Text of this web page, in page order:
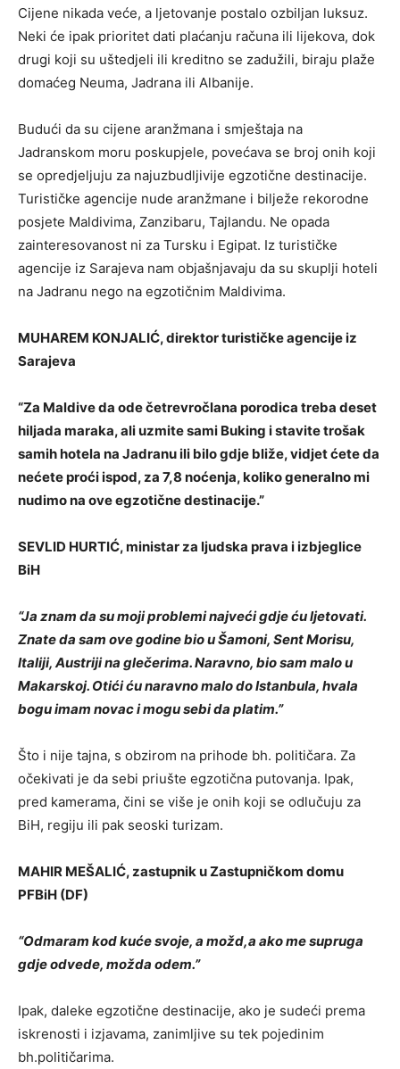
Cijene nikada veće, a ljetovanje postalo ozbiljan luksuz.
Neki će ipak prioritet dati plaćanju računa ili lijekova, dok
drugi koji su uštedjeli ili kreditno se zadužili, biraju plaže
domaćeg Neuma, Jadrana ili Albanije.
Budući da su cijene aranžmana i smještaja na
Jadranskom moru poskupjele, povećava se broj onih koji
se opredjeljuju za najuzbudljivije egzotične destinacije.
Turističke agencije nude aranžmane i bilježe rekorodne
posjete Maldivima, Zanzibaru, Tajlandu. Ne opada
zainteresovanost ni za Tursku i Egipat. Iz turističke
agencije iz Sarajeva nam objašnjavaju da su skuplji hoteli
na Jadranu nego na egzotičnim Maldivima.
MUHAREM KONJALIĆ, direktor turističke agencije iz
Sarajeva
“Za Maldive da ode četrevročlana porodica treba deset
hiljada maraka, ali uzmite sami Buking i stavite trošak
samih hotela na Jadranu ili bilo gdje bliže, vidjet ćete da
nećete proći ispod, za 7,8 noćenja, koliko generalno mi
nudimo na ove egzotične destinacije.”
SEVLID HURTIĆ, ministar za ljudska prava i izbjeglice
BiH
“Ja znam da su moji problemi najveći gdje ću ljetovati.
Znate da sam ove godine bio u Šamoni, Sent Morisu,
Italiji, Austriji na glečerima. Naravno, bio sam malo u
Makarskoj. Otići ću naravno malo do Istanbula, hvala
bogu imam novac i mogu sebi da platim.”
Što i nije tajna, s obzirom na prihode bh. političara. Za
očekivati je da sebi priušte egzotična putovanja. Ipak,
pred kamerama, čini se više je onih koji se odlučuju za
BiH, regiju ili pak seoski turizam.
MAHIR MEŠALIĆ, zastupnik u Zastupničkom domu
PFBiH (DF)
“Odmaram kod kuće svoje, a možd,a ako me supruga
gdje odvede, možda odem.”
Ipak, daleke egzotične destinacije, ako je sudeći prema
iskrenosti i izjavama, zanimljive su tek pojedinim
bh.političarima.